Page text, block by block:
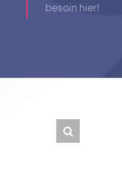
besoin hier!